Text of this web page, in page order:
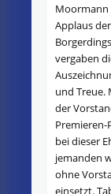
Moormann
Applaus
vergaben
und Treue.
der
Premieren-
bei dieser
jemanden
ohne
einsetzt.